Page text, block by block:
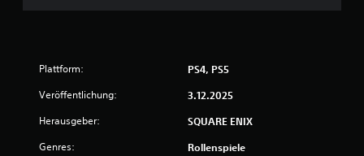
o
h
r
Plattform: PS4, PS5
Veröffentlichung: 3.12.2025
Herausgeber: SQUARE ENIX
Genres: Rollenspiele